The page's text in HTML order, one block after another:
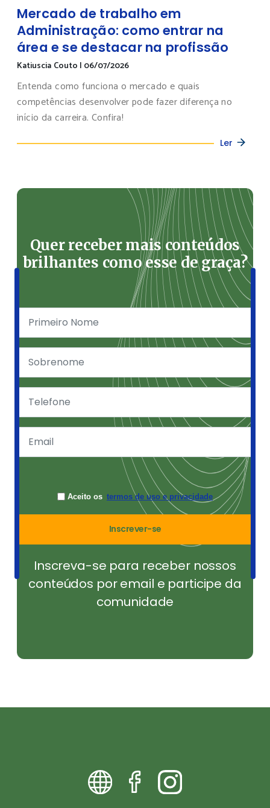
Mercado de trabalho em
Administração: como entrar na
área e se destacar na profissão
Katiuscia Couto | 06/07/2026
Entenda como funciona o mercado e quais
competências desenvolver pode fazer diferença no
início da carreira. Confira!
Ler
Quer receber mais conteúdos
brilhantes como esse de graça?
Aceito os termos de uso e privacidade
Inscrever-se
Inscreva-se para receber nossos
conteúdos por email e participe da
comunidade